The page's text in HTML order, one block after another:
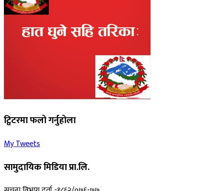
ट्विटरमा फलो गर्नुहोला
My Tweets
सामुदायिक मिडिया प्रा.लि.